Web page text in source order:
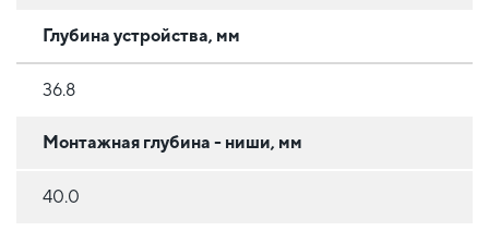
Глубина устройства, мм
36.8
Монтажная глубина - ниши, мм
40.0